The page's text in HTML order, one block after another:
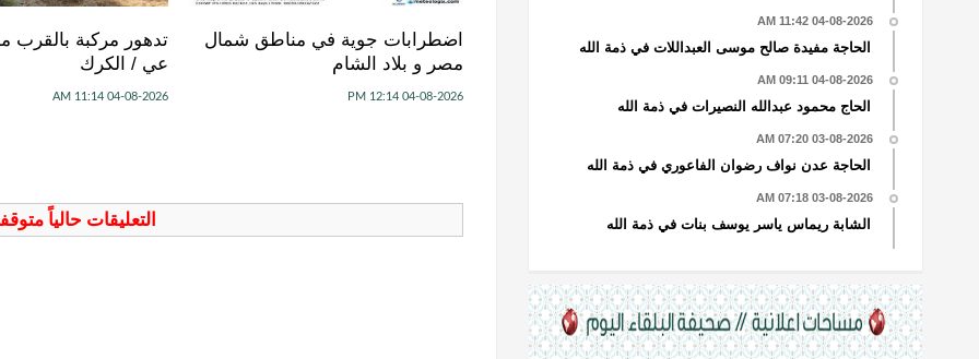
اضطرابات جوية في مناطق شمال
مصر و بلاد الشام
04-08-2026 12:14 PM
تدهور مركبة بالقرب
عي / الكرك
04-08-2026 11:14 AM
التعليقات حالياً
04-08-2026 11:42 AM
الحاجة مفيدة صالح موسى العبداللات في ذمة الله
04-08-2026 09:11 AM
الحاج محمود عبدالله النصيرات في ذمة الله
03-08-2026 07:20 AM
الحاجة عدن نواف رضوان الفاعوري في ذمة الله
03-08-2026 07:18 AM
الشابة ريماس ياسر يوسف بنات في ذمة الله